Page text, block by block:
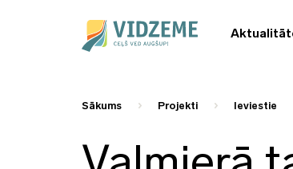
Sākums Projekti Ieviestie